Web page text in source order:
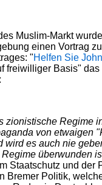
Muslim-Markt
einen Vortrag
"Helfen Sie
freiwilliger Basis"
zionistische Regime
von etwaigen
wird es auch nie
überwunden
Staatschutz und der
Bremer Politik,